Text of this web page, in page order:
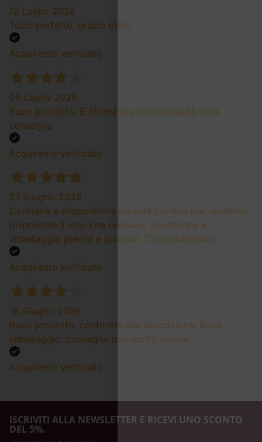
12 Luglio 2026
Tutto perfetto, grazie mille!
Acquirente verificato
09 Luglio 2026
Buon prodotto. E ottima la professionalità nella
consegna
Acquirente verificato
27 Giugno 2026
Cordialtà e disponibilità durante l'ordine per rendermi
disponibile il vino che cercavo. Spedizione e
imballaggio precisi e puntuali. Consigliatissimo.
Acquirente verificato
18 Giugno 2026
Buon prodotto, conforme alla descrizione. Buon
imballaggio, consegna non molto veloce.
Acquirente verificato
ISCRIVITI ALLA NEWSLETTER E RICEVI UNO SCONTO
DEL 5%.